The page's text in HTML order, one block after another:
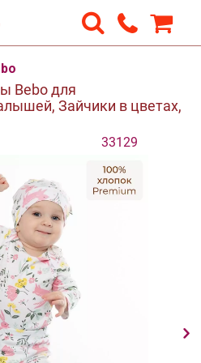
Bebo для
Зайчики в цветах,
33129